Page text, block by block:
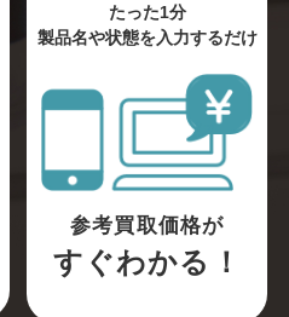
たった1分
製品名や状態を入力するだけ
参考買取価格が
すぐわかる！